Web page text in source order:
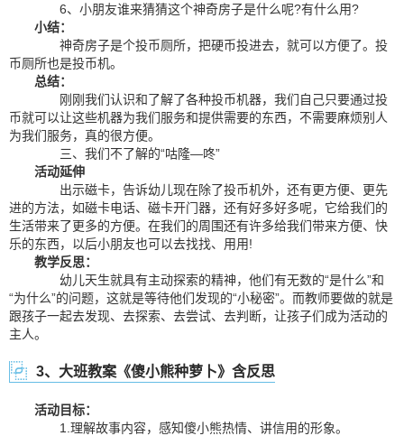
6、小朋友谁来猜猜这个神奇房子是什么呢?有什么用?
小结：
神奇房子是个投币厕所，把硬币投进去，就可以方便了。投
币厕所也是投币机。
总结：
刚刚我们认识和了解了各种投币机器，我们自己只要通过投
币就可以让这些机器为我们服务和提供需要的东西，不需要麻烦别人
为我们服务，真的很方便。
三、我们不了解的“咕隆—咚”
活动延伸
出示磁卡，告诉幼儿现在除了投币机外，还有更方便、更先
进的方法，如磁卡电话、磁卡开门器，还有好多好多呢，它给我们的
生活带来了更多的方便。在我们的周围还有许多给我们带来方便、快
乐的东西，以后小朋友也可以去找找、用用!
教学反思：
幼儿天生就具有主动探索的精神，他们有无数的“是什么”和
“为什么”的问题，这就是等待他们发现的“小秘密”。而教师要做的就是
跟孩子一起去发现、去探索、去尝试、去判断，让孩子们成为活动的
主人。
3、大班教案《傻小熊种萝卜》含反思
活动目标：
1.理解故事内容，感知傻小熊热情、讲信用的形象。